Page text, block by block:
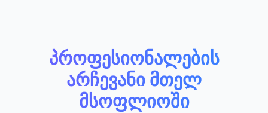
პროფესიონალების
არჩევანი მთელ
მსოფლიოში